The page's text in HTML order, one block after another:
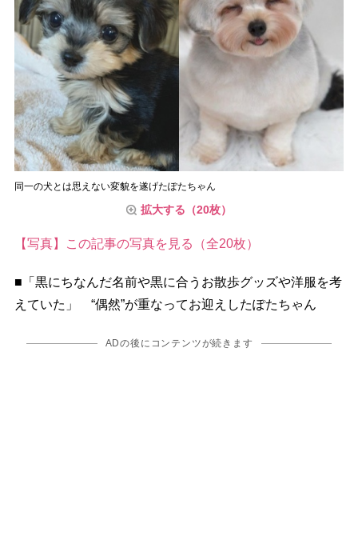
同一の犬とは思えない変貌を遂げたぽたちゃん
拡大する（20枚）
【写真】この記事の写真を見る（全20枚）
■「黒にちなんだ名前や黒に合うお散歩グッズや洋服を考
えていた」 “偶然”が重なってお迎えしたぽたちゃん
ADの後にコンテンツが続きます